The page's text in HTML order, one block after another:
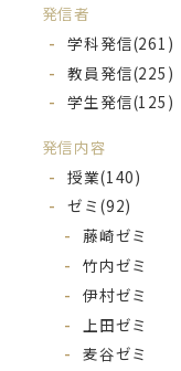
発信者
学科発信(261)
教員発信(225)
学生発信(125)
発信内容
授業(140)
ゼミ(92)
藤崎ゼミ
竹内ゼミ
伊村ゼミ
上田ゼミ
麦谷ゼミ